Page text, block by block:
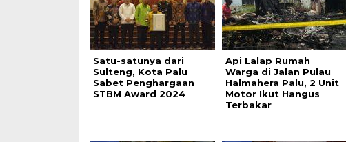
Satu-satunya dari
Sulteng, Kota Palu
Sabet Penghargaan
STBM Award 2024
Api Lalap Rumah
Warga di Jalan Pulau
Halmahera Palu, 2 Unit
Motor Ikut Hangus
Terbakar